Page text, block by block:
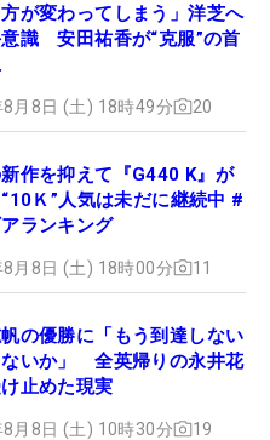
方が変わってしまう」洋芝へ
識 安田祐香が“克服”の首
月8日 (土) 18時49分 20
作を抑えて『G440 K』が
Ｋ”人気は未だに継続中 #
ランキング
月8日 (土) 18時00分 11
の優勝に「もう到達しない
ないか」 全英帰りの永井花
止めた現実
月8日 (土) 10時30分 19